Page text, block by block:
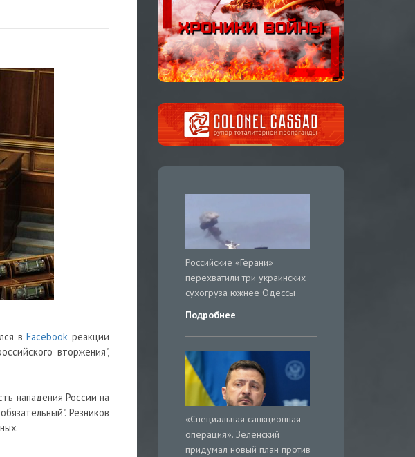
вFacebook реакции
вторжения",
нападения России на
Резников
Российские «Герани»
перехватили три украинских
сухогруза южнее Одессы
Подробнее
«Специальная санкционная
операция». Зеленский
придумал новый план против